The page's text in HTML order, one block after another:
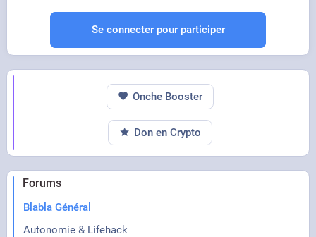
Se connecter pour participer
Forums
Blabla Général
Autonomie & Lifehack
Onche Booster
Don en Crypto